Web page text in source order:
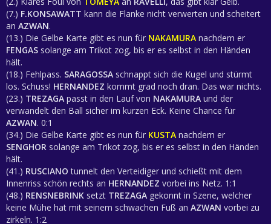
(7.) F.KONSAWATT kann die Flanke nicht verwerten und scheitert
an AZWAN.
(13.) Die Gelbe Karte gibt es nun für NAKAMURA nachdem er
FENGAS solange am Trikot zog, bis er es selbst in den Händen
hält.
(18.) Fehlpass. SARAGOSSA schnappt sich die Kugel und stürmt
los. Schuss! HERNANDEZ kommt grad noch dran. Das war nichts.
(23.) TREZAGA passt in den Lauf von NAKAMURA und der
verwandelt den Ball sicher im kurzen Eck. Keine Chance für
AZWAN. 0:1
(34.) Die Gelbe Karte gibt es nun für KUSTA nachdem er
SENGHOR solange am Trikot zog, bis er es selbst in den Händen
hält.
(41.) RUSCIANO tunnelt den Verteidiger und schießt mit dem
Innenriss schön rechts an HERNANDEZ vorbei ins Netz. 1:1
(48.) RENSNEBRINK setzt TREZAGA gekonnt in Szene, welcher
keine Mühe hat mit seinem schwachen Fuß an AZWAN vorbei zu
zirkeln. 1:2